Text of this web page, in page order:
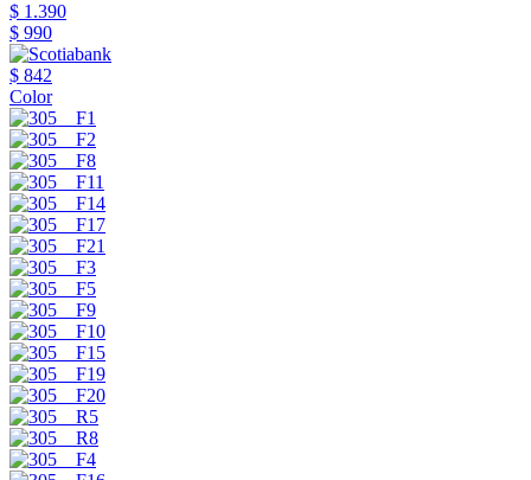
$ 1.390
$ 990
$ 842
Color